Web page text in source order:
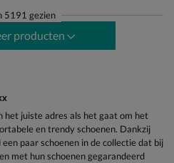
5191 gezien
producten
het juiste adres als het gaat om het
en trendy schoenen. Dankzij
paar schoenen in de collectie dat bij
met hun schoenen gegarandeerd